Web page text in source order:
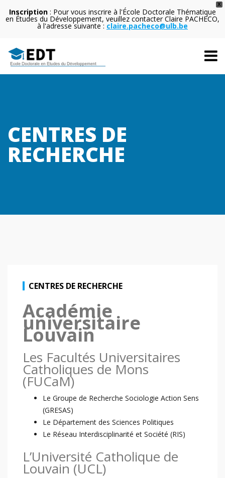
X
Inscription : Pour vous inscrire à l'École Doctorale Thématique
en Études du Développement, veuillez contacter Claire PACHECO,
à l'adresse suivante : claire.pacheco@ulb.be
CENTRES DE
RECHERCHE
CENTRES DE RECHERCHE
Académie
universitaire
Louvain
Les Facultés Universitaires
Catholiques de Mons
(FUCaM)
Le Groupe de Recherche Sociologie Action Sens
(GRESAS)
Le Département des Sciences Politiques
Le Réseau Interdisciplinarité et Société (RIS)
L’Université Catholique de
Louvain (UCL)